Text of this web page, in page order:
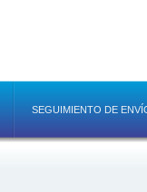
SEGUIMIENTO DE